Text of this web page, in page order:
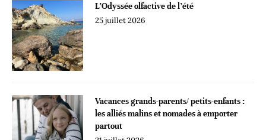
L’Odyssée olfactive de l’été
25 juillet 2026
Vacances grands-parents/ petits-enfants :
les alliés malins et nomades à emporter
partout